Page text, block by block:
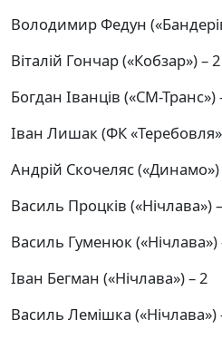
Володимир Федун
Віталій Гончар («Кобзар») – 2
Богдан Іванців («СМ-Транс»)
Іван Лишак (ФК
Андрій Скочеляс («Динамо»)
Василь Процків («Нічлава»)
Василь Гуменюк («Нічлава»)
Іван Бегман («Нічлава») – 2
Василь Лемішка («Нічлава»)